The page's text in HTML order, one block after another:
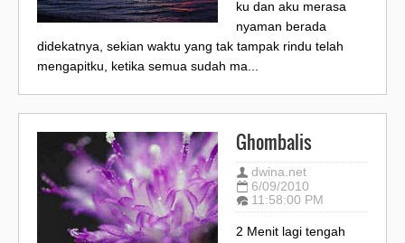
ku dan aku merasa
nyaman berada
didekatnya, sekian waktu yang tak tampak rindu telah
mengapitku, ketika semua sudah ma...
Ghombalis
dwina.net
6/09/2010
11:58:00 PM
2 Menit lagi tengah